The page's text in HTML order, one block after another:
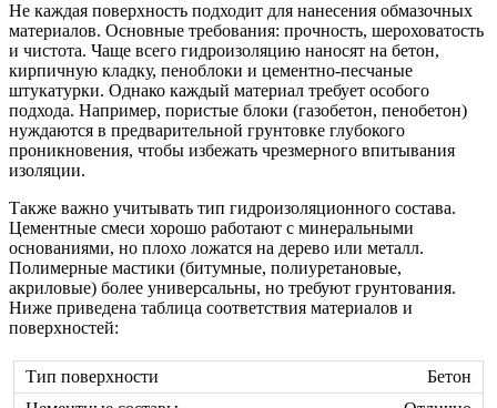
Не каждая поверхность подходит для нанесения обмазочных
материалов. Основные требования: прочность, шероховатость
и чистота. Чаще всего гидроизоляцию наносят на бетон,
кирпичную кладку, пеноблоки и цементно-песчаные
штукатурки. Однако каждый материал требует особого
подхода. Например, пористые блоки (газобетон, пенобетон)
нуждаются в предварительной грунтовке глубокого
проникновения, чтобы избежать чрезмерного впитывания
изоляции.
Также важно учитывать тип гидроизоляционного состава.
Цементные смеси хорошо работают с минеральными
основаниями, но плохо ложатся на дерево или металл.
Полимерные мастики (битумные, полиуретановые,
акриловые) более универсальны, но требуют грунтования.
Ниже приведена таблица соответствия материалов и
поверхностей:
Бетон